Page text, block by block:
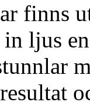
finns
in ljus